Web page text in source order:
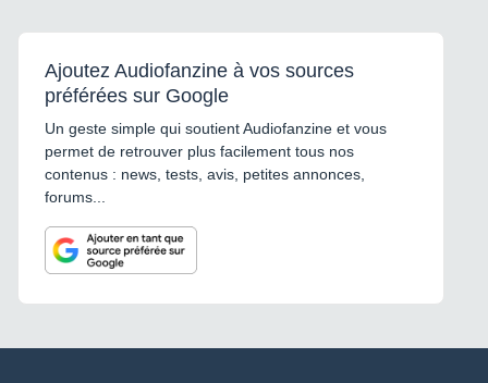
Ajoutez Audiofanzine à vos sources
préférées sur Google
Un geste simple qui soutient Audiofanzine et vous
permet de retrouver plus facilement tous nos
contenus : news, tests, avis, petites annonces,
forums...